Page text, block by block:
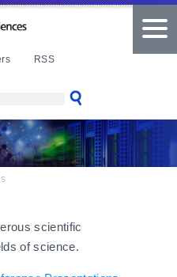
RSS
scientific
of science.